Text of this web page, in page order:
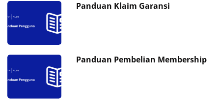
Panduan Klaim Garansi
Panduan Pembelian Membership